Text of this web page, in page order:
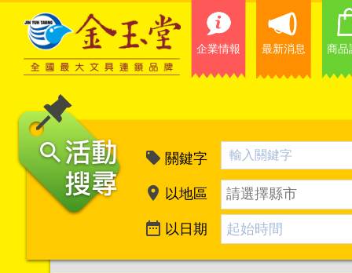
企業情報 最新消息 商品
關鍵字
以地區 請選擇縣市
以日期